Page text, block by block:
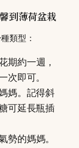
到薄荷盆栽
類型：
期約一週，
次即可。
媽。記得斜
可延長瓶插
勢的媽媽。